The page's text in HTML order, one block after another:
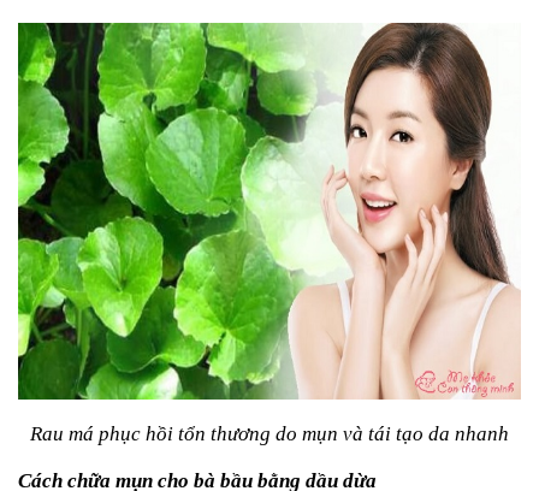
Rau má phục hồi tổn thương do mụn và tái tạo da nhanh
Cách chữa mụn cho bà bầu bằng dầu dừa